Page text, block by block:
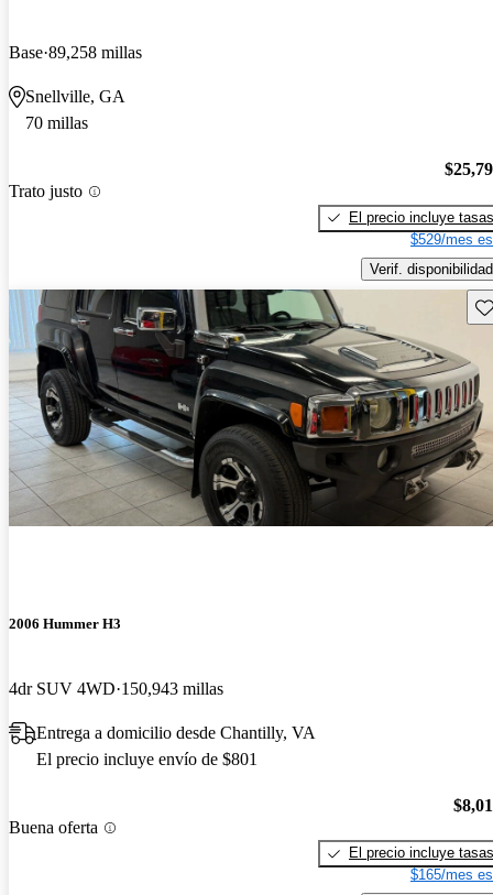
Base 89,258 millas
Snellville, GA
70 millas
Trato justo
El precio incluye tasas
$529/mes
Verif. disponibilidad
2006 Hummer H3
4dr SUV 4WD 150,943 millas
Entrega a domicilio desde Chantilly, VA
El precio incluye envío de $801
Buena oferta
El precio incluye tasas
$165/mes